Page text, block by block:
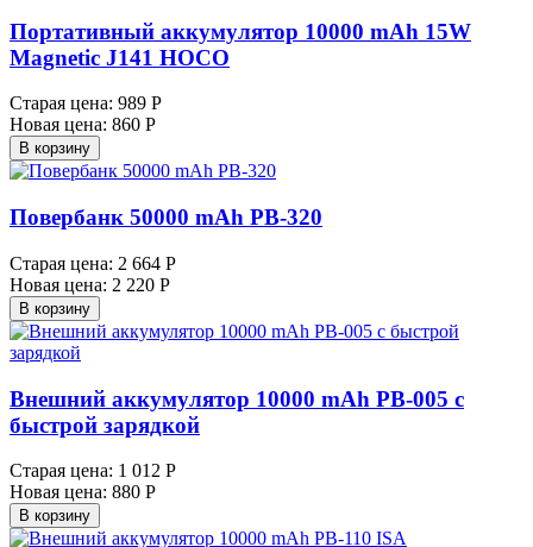
Портативный аккумулятор 10000 mAh 15W
Magnetic J141 HOCO
Старая цена: 989 Р
Новая цена: 860 Р
В корзину
Повербанк 50000 mAh PB-320
Старая цена: 2 664 Р
Новая цена: 2 220 Р
В корзину
Внешний аккумулятор 10000 mAh PB-005 с
быстрой зарядкой
Старая цена: 1 012 Р
Новая цена: 880 Р
В корзину